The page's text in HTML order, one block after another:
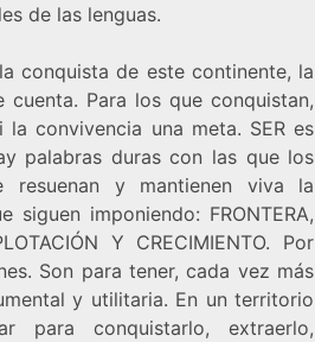
de las lenguas.
conquista de este continente, la
Para los que conquistan,
convivencia una meta. SER es
palabras duras con las que los
resuenan y mantienen viva la
imponiendo: FRONTERA,
Y CRECIMIENTO. Por
Son para tener, cada vez más
y utilitaria. En un territorio
para conquistarlo, extraerlo,